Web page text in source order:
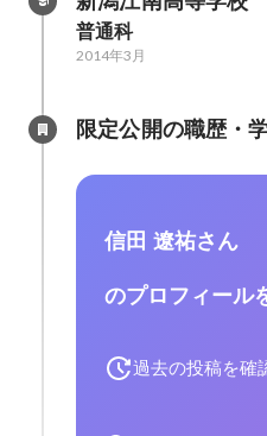
普通科
2014年3月
限定公開の職歴・
信田 遼祐さん
のプロフィール
過去の投稿を確